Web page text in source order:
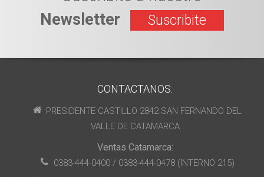
Newsletter
Suscribite
CONTACTANOS:
PRESIDENTE CASTILLO 2842 SAN FERNANDO DEL
VALLE DE CATAMARCA
Ventas Catamarca:
0383-444-0400 / 0383-444-0478 (INTERNO 215)